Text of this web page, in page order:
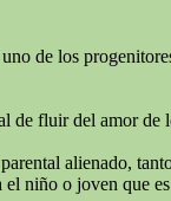
de los
fluir del amor
alienado,
niño o joven